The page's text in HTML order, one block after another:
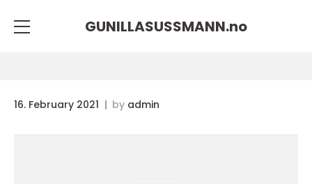
GUNILLASUSSMANN.no
16. February 2021 by admin